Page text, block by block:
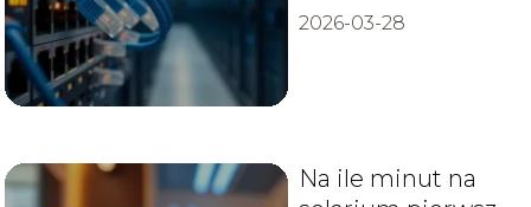
2026-03-28
Na ile minut na